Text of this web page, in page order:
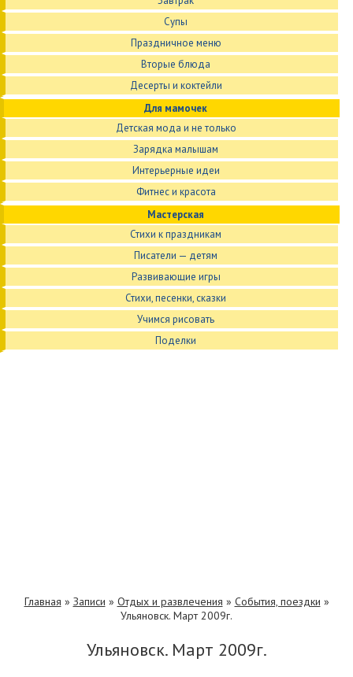
Супы
Праздничное меню
Вторые блюда
Десерты и коктейли
Для мамочек
Детская мода и не только
Зарядка малышам
Интерьерные идеи
Фитнес и красота
Мастерская
Стихи к праздникам
Писатели — детям
Развивающие игры
Стихи, песенки, сказки
Учимся рисовать
Поделки
Главная » Записи » Отдых и развлечения » События, поездки »
Ульяновск. Март 2009г.
Ульяновск. Март 2009г.